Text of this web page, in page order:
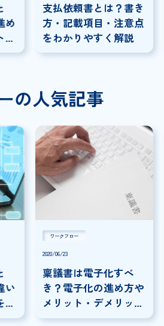
め
を
支払依頼書とは？書き
方・記載項目・注意点
をわかりやすく解説
の人気記事
い
徹
ワークフロー
2020/06/23
稟議書は電子化すべ
き？電子化の進め方や
メリット・デメリッ
ト・サービスを解説